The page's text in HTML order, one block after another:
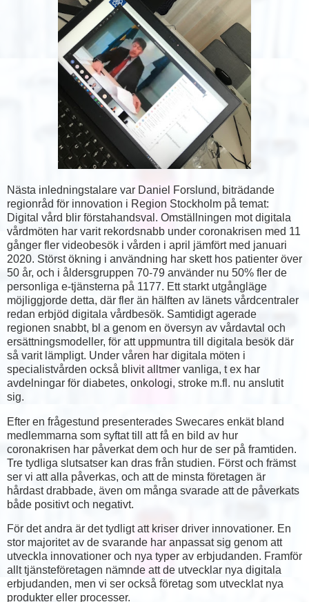
Nästa inledningstalare var Daniel Forslund, biträdande
regionråd för innovation i Region Stockholm på temat:
Digital vård blir förstahandsval. Omställningen mot digitala
vårdmöten har varit rekordsnabb under coronakrisen med 11
gånger fler videobesök i vården i april jämfört med januari
2020. Störst ökning i användning har skett hos patienter över
50 år, och i åldersgruppen 70-79 använder nu 50% fler de
personliga e-tjänsterna på 1177. Ett starkt utgångläge
möjliggjorde detta, där fler än hälften av länets vårdcentraler
redan erbjöd digitala vårdbesök. Samtidigt agerade
regionen snabbt, bl a genom en översyn av vårdavtal och
ersättningsmodeller, för att uppmuntra till digitala besök där
så varit lämpligt. Under våren har digitala möten i
specialistvården också blivit alltmer vanliga, t ex har
avdelningar för diabetes, onkologi, stroke m.fl. nu anslutit
sig.
Efter en frågestund presenterades Swecares enkät bland
medlemmarna som syftat till att få en bild av hur
coronakrisen har påverkat dem och hur de ser på framtiden.
Tre tydliga slutsatser kan dras från studien. Först och främst
ser vi att alla påverkas, och att de minsta företagen är
hårdast drabbade, även om många svarade att de påverkats
både positivt och negativt.
För det andra är det tydligt att kriser driver innovationer. En
stor majoritet av de svarande har anpassat sig genom att
utveckla innovationer och nya typer av erbjudanden. Framför
allt tjänsteföretagen nämnde att de utvecklar nya digitala
erbjudanden, men vi ser också företag som utvecklat nya
produkter eller processer.